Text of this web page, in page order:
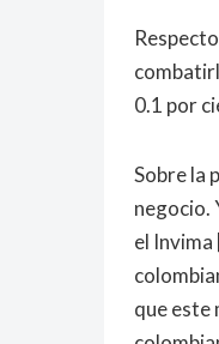
0.1 por
Sobre la
negocio.
el
que este